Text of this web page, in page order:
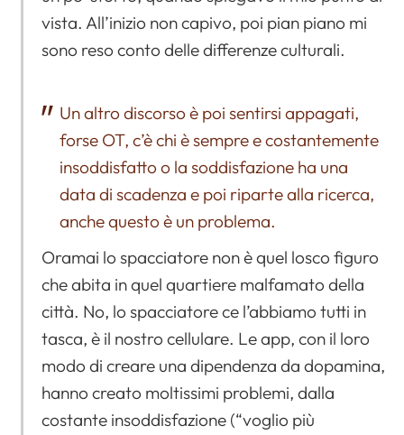
vista. All’inizio non capivo, poi pian piano mi
sono reso conto delle differenze culturali.
Un altro discorso è poi sentirsi appagati,
forse OT, c’è chi è sempre e costantemente
insoddisfatto o la soddisfazione ha una
data di scadenza e poi riparte alla ricerca,
anche questo è un problema.
Oramai lo spacciatore non è quel losco figuro
che abita in quel quartiere malfamato della
città. No, lo spacciatore ce l’abbiamo tutti in
tasca, è il nostro cellulare. Le app, con il loro
modo di creare una dipendenza da dopamina,
hanno creato moltissimi problemi, dalla
costante insoddisfazione (“voglio più